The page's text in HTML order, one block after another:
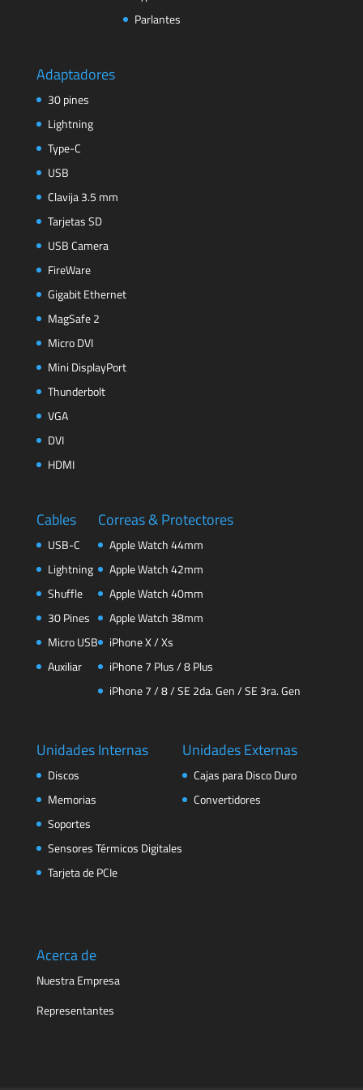
Parlantes
Adaptadores
30 pines
Lightning
Type-C
USB
Clavija 3.5 mm
Tarjetas SD
USB Camera
FireWare
Gigabit Ethernet
MagSafe 2
Micro DVI
Mini DisplayPort
Thunderbolt
VGA
DVI
HDMI
Cables
USB-C
Lightning
Shuffle
30 Pines
Micro USB
Auxiliar
Correas & Protectores
Apple Watch 44mm
Apple Watch 42mm
Apple Watch 40mm
Apple Watch 38mm
iPhone X / Xs
iPhone 7 Plus / 8 Plus
iPhone 7 / 8 / SE 2da. Gen / SE 3ra. Gen
Unidades Internas
Discos
Memorias
Soportes
Sensores Térmicos Digitales
Tarjeta de PCIe
Unidades Externas
Cajas para Disco Duro
Convertidores
Acerca de
Nuestra Empresa
Representantes